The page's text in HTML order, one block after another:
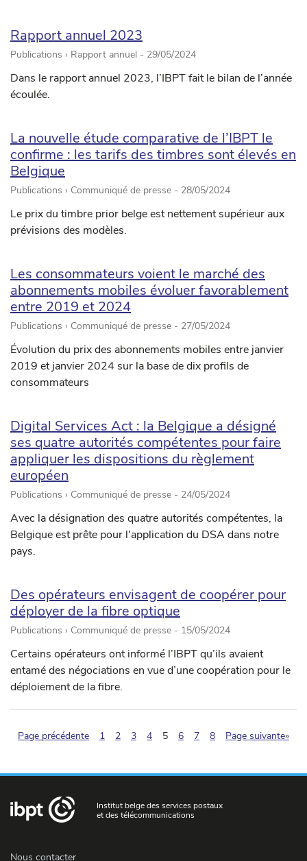
Rapport annuel 2023
Publications › Rapport annuel - 29/05/2024
Dans le rapport annuel 2023, l’IBPT fait le bilan de l’année
écoulée.
La nouvelle étude comparative de l’IBPT le
confirme : les tarifs des timbres sont élevés en
Belgique
Publications › Communiqué de presse - 28/05/2024
Le prix du timbre prior belge est nettement supérieur aux
prévisions des modèles.
Les consommateurs voient le marché des
abonnements mobiles évoluer favorablement
entre 2019 et 2024
Publications › Communiqué de presse - 27/05/2024
Évolution du prix des abonnements mobiles entre janvier
2019 et janvier 2024 sur la base de dix profils de
consommateurs
Digital Services Act : la Belgique a désigné
ses quatre autorités compétentes pour faire
appliquer les dispositions du règlement
européen
Publications › Communiqué de presse - 24/05/2024
Avec la désignation des quatre autorités compétentes, la
Belgique est prête pour l'application du DSA dans notre
pays.
Des opérateurs envisagent de coopérer pour
déployer de la fibre optique
Publications › Communiqué de presse - 15/05/2024
Certains opérateurs ont informé l’IBPT qu’ils avaient
entamé des négociations en vue d’une coopération pour le
déploiement de la fibre.
Page précédente 1 2 3 4 5(pagination.current)
6 7 8 Page suivante»
Institut belge des services postaux
et des télécommunications
Nous contacter